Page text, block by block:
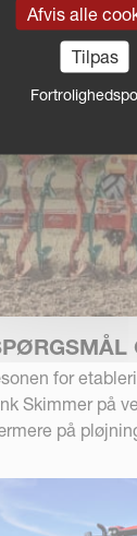
betaling.
for
Skimmer på
på
Afvis alle
Tilpas